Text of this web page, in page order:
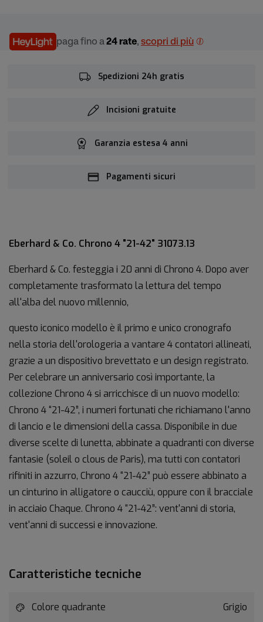
paga fino a 24 rate, scopri di più
Spedizioni 24h gratis
Incisioni gratuite
Garanzia estesa 4 anni
Pagamenti sicuri
Eberhard & Co. Chrono 4 "21-42" 31073.13
Eberhard & Co. festeggia i 20 anni di Chrono 4. Dopo aver
completamente trasformato la lettura del tempo
all'alba del nuovo millennio,
questo iconico modello è il primo e unico cronografo
nella storia dell'orologeria a vantare 4 contatori allineati,
grazie a un dispositivo brevettato e un design registrato.
Per celebrare un anniversario così importante, la
collezione Chrono 4 si arricchisce di un nuovo modello:
Chrono 4 “21-42”, i numeri fortunati che richiamano l'anno
di lancio e le dimensioni della cassa. Disponibile in due
diverse scelte di lunetta, abbinate a quadranti con diverse
fantasie (soleil o clous de Paris), ma tutti con contatori
rifiniti in azzurro, Chrono 4 “21-42” può essere abbinato a
un cinturino in alligatore o caucciù, oppure con il bracciale
in acciaio Chaque. Chrono 4 “21-42”: vent'anni di storia,
vent'anni di successi e innovazione.
Caratteristiche tecniche
Colore quadrante Grigio